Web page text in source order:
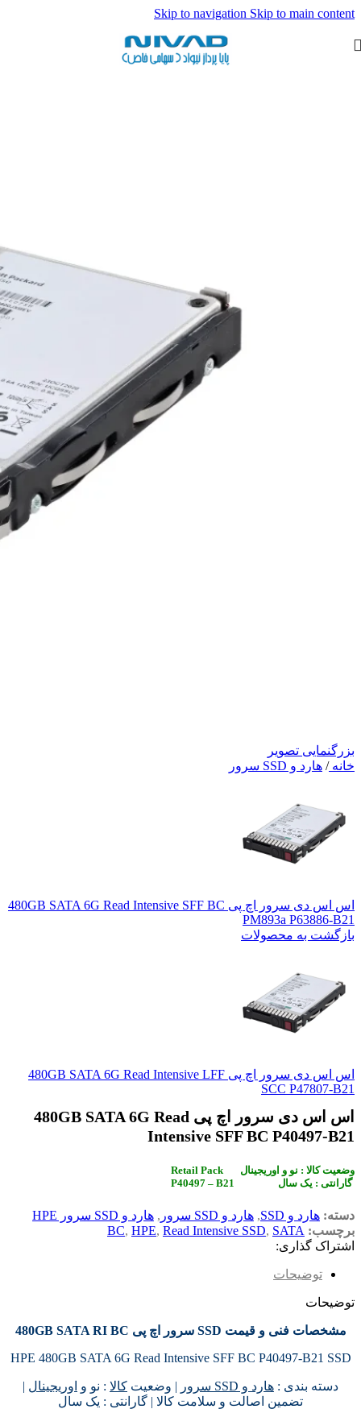
Skip to navigation Skip to main content
بزرگنمایی تصویر
خانه/ هارد و SSD سرور
اس اس دی سرور اچ پی 480GB SATA 6G Read Intensive SFF BC
PM893a P63886-B21
بازگشت به محصولات
اس اس دی سرور اچ پی 480GB SATA 6G Read Intensive LFF
SCC P47807-B21
اس اس دی سرور اچ پی 480GB SATA 6G Read
Intensive SFF BC P40497-B21
Retail Pack وضعیت کالا : نو و اوریجینال
P40497 – B21 گارانتی : یک سال
دسته: هارد و SSD , هارد و SSD سرور , هارد و SSD سرور HPE
برچسب:
BC, HPE, Read Intensive SSD, SATA
اشتراک گذاری:
توضیحات
توضیحات
مشخصات فنی و قیمت SSD سرور اچ پی 480GB SATA RI BC
HPE 480GB SATA 6G Read Intensive SFF BC P40497-B21 SSD
دسته بندی : هارد و SSD سرور | وضعیت کالا : نو و اوریجینال |
تضمین اصالت و سلامت کالا | گارانتی : یک سال